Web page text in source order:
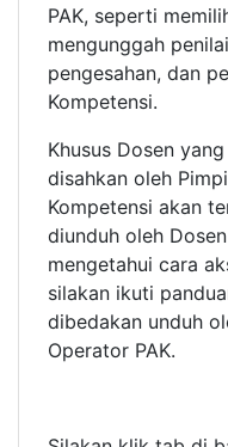
PAK, seperti
mengunggah
pengesahan, dan
Kompetensi.
Khusus Dosen
disahkan oleh
Kompetensi akan
diunduh oleh
mengetahui cara
silakan ikuti
dibedakan unduh
Operator PAK.